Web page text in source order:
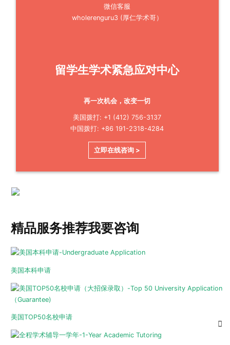
微信客服
wholerenguru3 (厚仁学术哥）
留学生学术紧急应对中心
再一次机会，改变一切
美国拨打: +1 (412) 756-3137
中国拨打: +86 191-2318-4284
立即在线咨询 >
精品服务推荐我要咨询
美国本科申请
美国TOP50名校申请